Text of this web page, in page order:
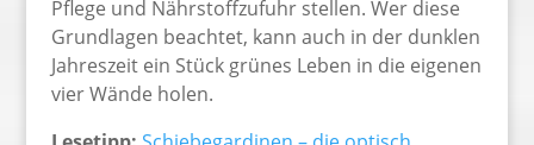
Pflege und Nährstoffzufuhr stellen. Wer diese
Grundlagen beachtet, kann auch in der dunklen
Jahreszeit ein Stück grünes Leben in die eigenen
vier Wände holen.